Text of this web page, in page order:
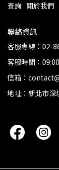
查詢 關於我們
聯絡資訊
客服專線：02-
客服時間：
信箱：
地址：新北市深